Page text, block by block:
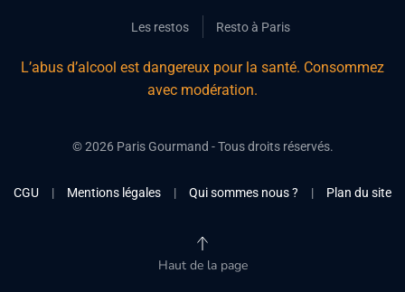
Les restos Resto à Paris
L’abus d’alcool est dangereux pour la santé. Consommez
avec modération.
©2026Paris Gourmand - Tous droits réservés.
CGU | Mentions légales | Qui sommes nous ? | Plan du site
Haut de la page